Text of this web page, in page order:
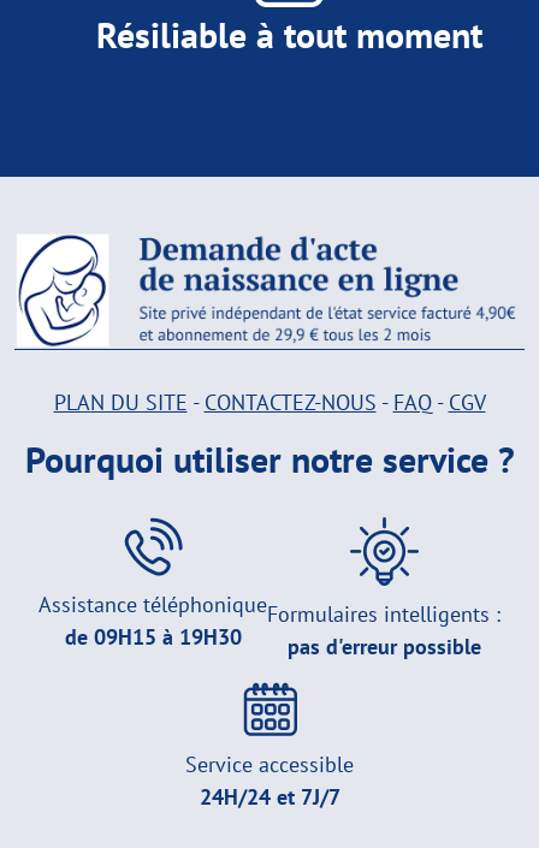
Résiliable à tout moment
PLAN DU SITE - CONTACTEZ-NOUS - FAQ- CGV
Pourquoi utiliser notre service ?
Assistance téléphonique
de 09H15 à 19H30
Formulaires intelligents :
pas d'erreur possible
Service accessible
24H/24 et 7J/7